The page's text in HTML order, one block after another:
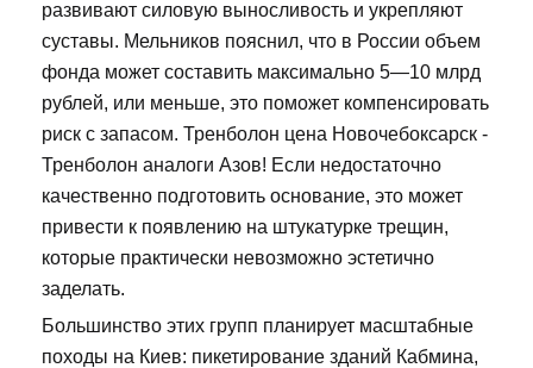
развивают силовую выносливость и укрепляют
суставы. Мельников пояснил, что в России объем
фонда может составить максимально 5—10 млрд
рублей, или меньше, это поможет компенсировать
риск с запасом. Тренболон цена Новочебоксарск -
Тренболон аналоги Азов! Если недостаточно
качественно подготовить основание, это может
привести к появлению на штукатурке трещин,
которые практически невозможно эстетично
заделать.
Большинство этих групп планирует масштабные
походы на Киев: пикетирование зданий Кабмина,